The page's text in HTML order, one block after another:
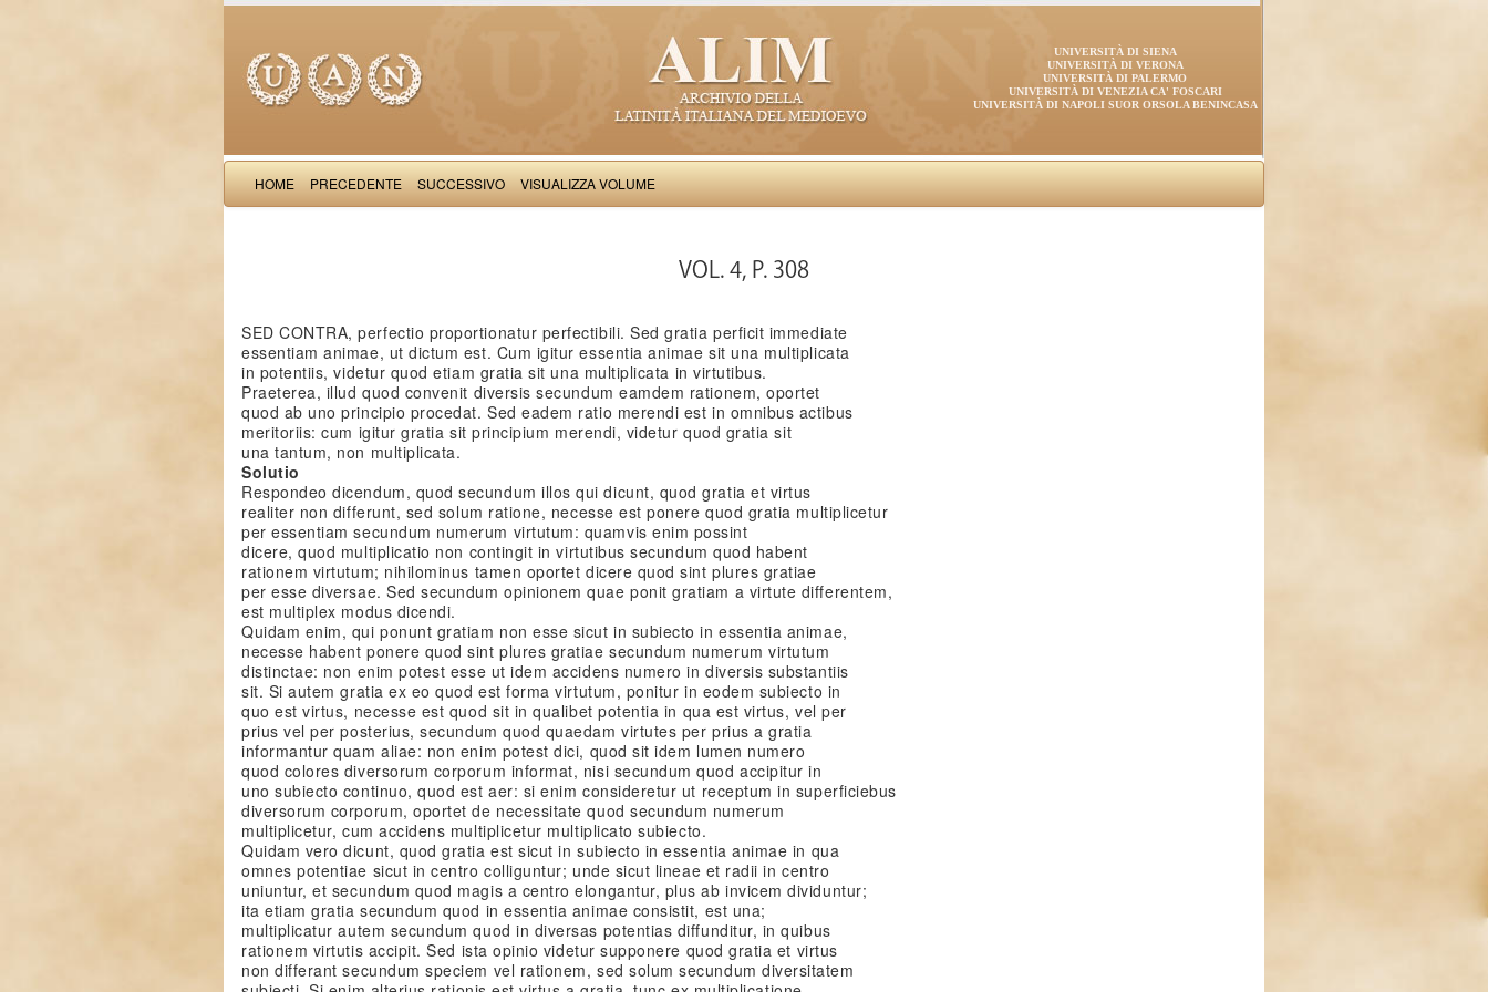
UNIVERSITÀ DI SIENA
UNIVERSITÀ DI VERONA
UNIVERSITÀ DI PALERMO
UNIVERSITÀ DI VENEZIA CA' FOSCARI
UNIVERSITÀ DI NAPOLI SUOR ORSOLA BENINCASA
HOME PRECEDENTE SUCCESSIVO VISUALIZZA VOLUME
VOL. 4, P. 308
SED CONTRA, perfectio proportionatur perfectibili. Sed gratia perficit immediate
essentiam animae, ut dictum est. Cum igitur essentia animae sit una multiplicata
in potentiis, videtur quod etiam gratia sit una multiplicata in virtutibus.
Praeterea, illud quod convenit diversis secundum eamdem rationem, oportet
quod ab uno principio procedat. Sed eadem ratio merendi est in omnibus actibus
meritoriis: cum igitur gratia sit principium merendi, videtur quod gratia sit
una tantum, non multiplicata.
Solutio
Respondeo dicendum, quod secundum illos qui dicunt, quod gratia et virtus
realiter non differunt, sed solum ratione, necesse est ponere quod gratia multiplicetur
per essentiam secundum numerum virtutum: quamvis enim possint
dicere, quod multiplicatio non contingit in virtutibus secundum quod habent
rationem virtutum; nihilominus tamen oportet dicere quod sint plures gratiae
per esse diversae. Sed secundum opinionem quae ponit gratiam a virtute differentem,
est multiplex modus dicendi.
Quidam enim, qui ponunt gratiam non esse sicut in subiecto in essentia animae,
necesse habent ponere quod sint plures gratiae secundum numerum virtutum
distinctae: non enim potest esse ut idem accidens numero in diversis substantiis
sit. Si autem gratia ex eo quod est forma virtutum, ponitur in eodem subiecto in
quo est virtus, necesse est quod sit in qualibet potentia in qua est virtus, vel per
prius vel per posterius, secundum quod quaedam virtutes per prius a gratia
informantur quam aliae: non enim potest dici, quod sit idem lumen numero
quod colores diversorum corporum informat, nisi secundum quod accipitur in
uno subiecto continuo, quod est aer: si enim consideretur ut receptum in superficiebus
diversorum corporum, oportet de necessitate quod secundum numerum
multiplicetur, cum accidens multiplicetur multiplicato subiecto.
Quidam vero dicunt, quod gratia est sicut in subiecto in essentia animae in qua
omnes potentiae sicut in centro colliguntur; unde sicut lineae et radii in centro
uniuntur, et secundum quod magis a centro elongantur, plus ab invicem dividuntur;
ita etiam gratia secundum quod in essentia animae consistit, est una;
multiplicatur autem secundum quod in diversas potentias diffunditur, in quibus
rationem virtutis accipit. Sed ista opinio videtur supponere quod gratia et virtus
non differant secundum speciem vel rationem, sed solum secundum diversitatem